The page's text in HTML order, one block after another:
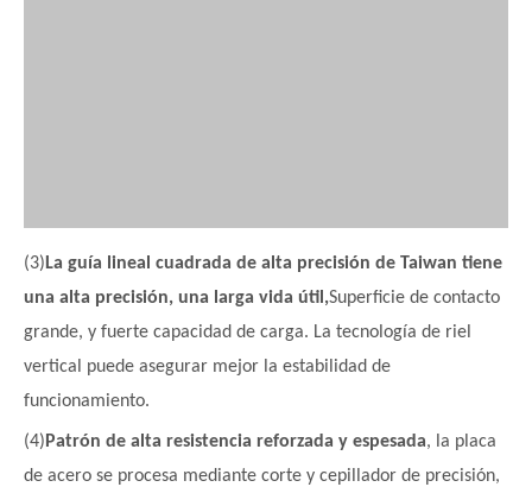
(3) La guía lineal cuadrada de alta precisión de Taiwan tiene
una alta precisión, una larga vida útil,Superficie de contacto
grande, y fuerte capacidad de carga. La tecnología de riel
vertical puede asegurar mejor la estabilidad de
funcionamiento.
(4) Patrón de alta resistencia reforzada y espesada, la placa
de acero se procesa mediante corte y cepillador de precisión,